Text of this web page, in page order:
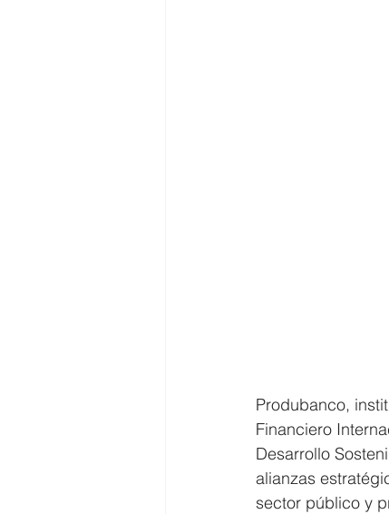
Produbanco,
Financiero
Desarrollo
alianzas
sector público y